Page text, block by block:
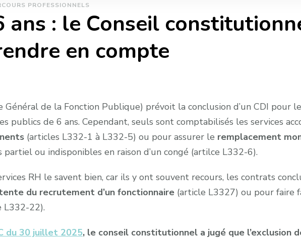
PROFESSIONNELS
ans : le Conseil
en compte
Général de la Fonction Publique) prévoit la conclusion d’un CDI pour
publics de 6 ans. Cependant, seuls sont comptabilisés les services
(articles L332-1 à L332-5) ou pour assurer le remplacement
ou indisponibles en raison d’un congé (artilce L332-6).
RH le savent bien, car ils y ont souvent recours, les contrats
du recrutement d’un fonctionnaire (article L3327) ou pour faire
L332-22).
du 30 juillet 2025, le conseil constitutionnel a jugé que l’exclusion